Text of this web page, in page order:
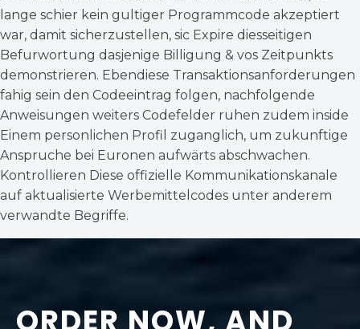
lange schier kein gultiger Programmcode akzeptiert
war, damit sicherzustellen, sic Expire diesseitigen
Befurwortung dasjenige Billigung & vos Zeitpunkts
demonstrieren. Ebendiese Transaktionsanforderungen
fahig sein den Codeeintrag folgen, nachfolgende
Anweisungen weiters Codefelder ruhen zudem inside
Einem personlichen Profil zuganglich, um zukunftige
Anspruche bei Euronen aufwärts abschwachen.
Kontrollieren Diese offizielle Kommunikationskanale
auf aktualisierte Werbemittelcodes unter anderem
verwandte Begriffe.